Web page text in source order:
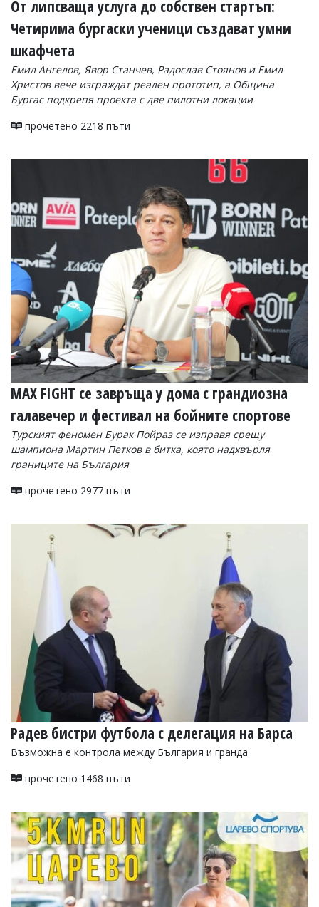
От липсваща услуга до собствен стартъп:
Четирима бургаски ученици създават умни
шкафчета
Емил Ангелов, Явор Станчев, Радослав Стоянов и Емил
Христов вече изграждат реален прототип, а Община
Бургас подкрепя проекта с две пилотни локации
прочетено 2218 пъти
MAX FIGHT се завръща у дома с грандиозна
галавечер и фестивал на бойните спортове
Турският феномен Бурак Пойраз се изправя срещу
шампиона Мартин Петков в битка, която надхвърля
границите на България
прочетено 2977 пъти
Радев бистри футбола с делегация на Барса
Възможна е контрола между България и гранда
прочетено 1468 пъти